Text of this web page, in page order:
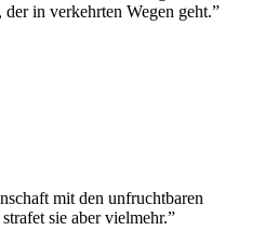
der in verkehrten Wegen geht.”
mit den unfruchtbaren
sie aber vielmehr.”